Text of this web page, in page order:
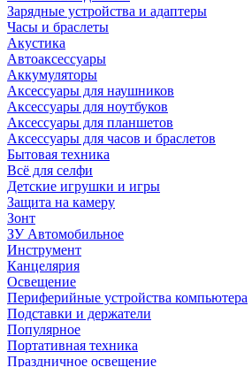
Зарядные устройства и адаптеры
Часы и браслеты
Акустика
Автоаксессуары
Аккумуляторы
Аксессуары для наушников
Аксессуары для ноутбуков
Аксессуары для планшетов
Аксессуары для часов и браслетов
Бытовая техника
Всё для селфи
Детские игрушки и игры
Защита на камеру
Зонт
ЗУ Автомобильное
Инструмент
Канцелярия
Освещение
Периферийные устройства компьютера
Подставки и держатели
Популярное
Портативная техника
Праздничное освещение